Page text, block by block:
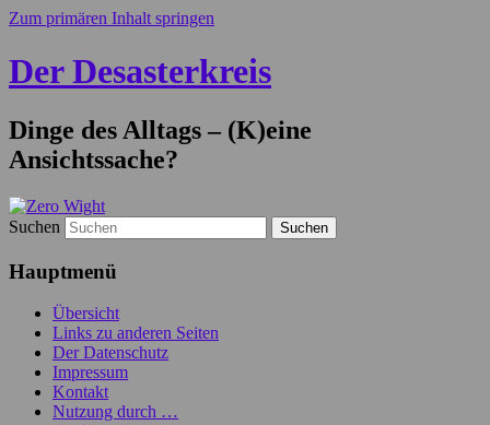
Zum primären Inhalt springen
Der Desasterkreis
Dinge des Alltags – (K)eine
Ansichtssache?
Suchen
Hauptmenü
Übersicht
Links zu anderen Seiten
Der Datenschutz
Impressum
Kontakt
Nutzung durch …